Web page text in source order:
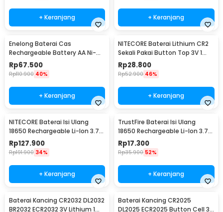
+ Keranjang + Keranjang
Enelong Baterai Cas
Rechargeable Battery AA Ni-MH
1.2V 2100mAh 4 PCS - HR6
Rp67.500
Rp110.900 40%
+ Keranjang
NITECORE Baterai Lithium CR2
Sekali Pakai Button Top 3V 1
PCS - CR2
Rp28.800
Rp52.900 46%
+ Keranjang
NITECORE Baterai Isi Ulang
18650 Rechargeable Li-Ion 3.7V
2300mAh 1PCS - NL1823
Rp127.900
Rp191.900 34%
+ Keranjang
TrustFire Baterai Isi Ulang
18650 Rechargeable Li-Ion 3.7V
6000mAh 1PC - BRC18650
Rp17.300
Rp35.900 52%
+ Keranjang
Baterai Kancing CR2032 DL2032
BR2032 ECR2032 3V Lithium 1
Baterai Kancing CR2025
DL2025 ECR2025 Button Cell 3V